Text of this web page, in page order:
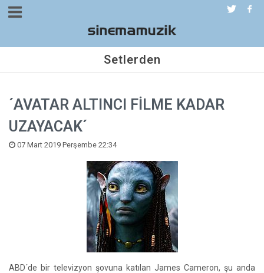
Setlerden
´AVATAR ALTINCI FİLME KADAR
UZAYACAK´
07 Mart 2019 Perşembe 22:34
ABD´de bir televizyon şovuna katılan James Cameron, şu anda